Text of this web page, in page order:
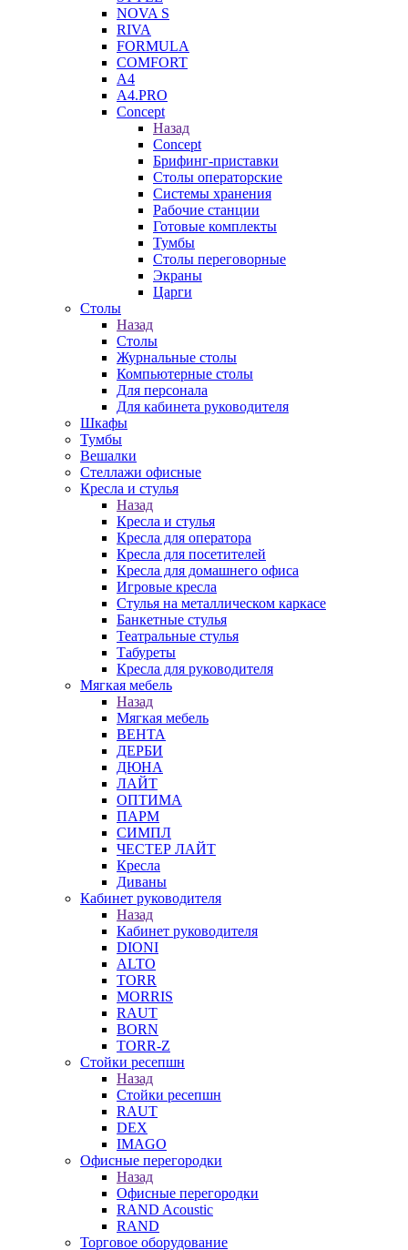
NOVA S
RIVA
FORMULA
COMFORT
A4
A4.PRO
Concept
Назад
Concept
Брифинг-приставки
Столы операторские
Системы хранения
Рабочие станции
Готовые комплекты
Тумбы
Столы переговорные
Экраны
Царги
Столы
Назад
Столы
Журнальные столы
Компьютерные столы
Для персонала
Для кабинета руководителя
Шкафы
Тумбы
Вешалки
Стеллажи офисные
Кресла и стулья
Назад
Кресла и стулья
Кресла для оператора
Кресла для посетителей
Кресла для домашнего офиса
Игровые кресла
Стулья на металлическом каркасе
Банкетные стулья
Театральные стулья
Табуреты
Кресла для руководителя
Мягкая мебель
Назад
Мягкая мебель
ВЕНТА
ДЕРБИ
ДЮНА
ЛАЙТ
ОПТИМА
ПАРМ
СИМПЛ
ЧЕСТЕР ЛАЙТ
Кресла
Диваны
Кабинет руководителя
Назад
Кабинет руководителя
DIONI
ALTO
TORR
MORRIS
RAUT
BORN
TORR-Z
Стойки ресепшн
Назад
Стойки ресепшн
RAUT
DEX
IMAGO
Офисные перегородки
Назад
Офисные перегородки
RAND Acoustic
RAND
Торговое оборудование